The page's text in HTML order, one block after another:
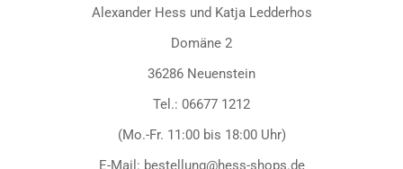
Alexander Hess und Katja Ledderhos
Domäne 2
36286 Neuenstein
Tel.: 06677 1212
(Mo.-Fr. 11:00 bis 18:00 Uhr)
E-Mail: bestellung@hess-shops.de